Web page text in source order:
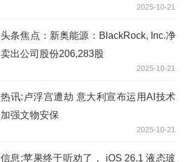
2025-10-21
头条焦点：新奥能源：BlackRock, Inc.净
卖出公司股份206,283股
2025-10-21
热讯:卢浮宫遭劫 意大利宣布运用AI技术
加强文物安保
2025-10-21
信息:苹果终于听劝了， iOS 26.1 液态玻